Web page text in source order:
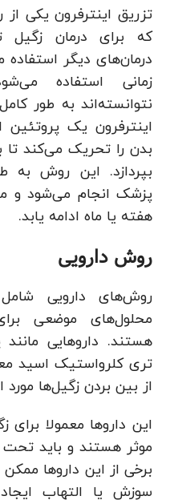
تزریق اینترفرون یکی
که برای درمان زگیل‌
درمان‌های دیگر
زمانی استفاده
نتوانسته‌اند به طور
اینترفرون یک
بپردازد. این روش
پزشک انجام می‌شود
هفته یا ماه ادامه یابد.
روش دارویی
روش‌های دارویی
محلول‌های موضعی
هستند. داروهایی مانند
تری کلرواستیک اسید
از بین بردن زگیل‌ها مورد
این داروها معمولا
موثر هستند و باید
برخی از این داروها
سوزش یا التهاب ایجاد